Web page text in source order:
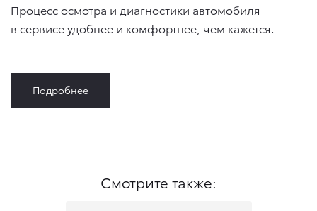
Процесс осмотра и диагностики автомобиля
в сервисе удобнее и комфортнее, чем кажется.
Подробнее
Смотрите также: